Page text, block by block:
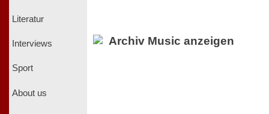
Literatur
Interviews
Sport
About us
Archiv Music anzeigen